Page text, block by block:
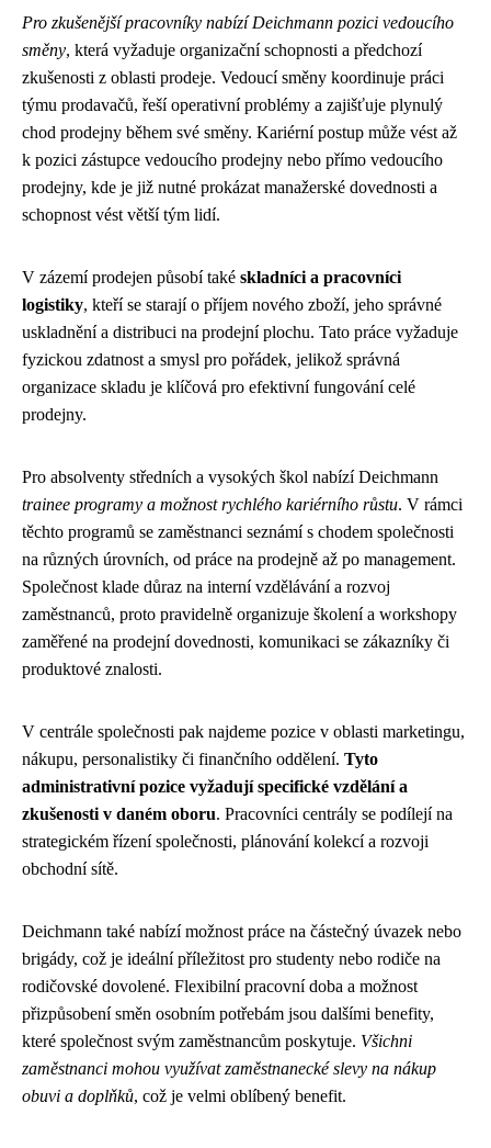
Pro zkušenější pracovníky nabízí Deichmann pozici vedoucího
směny, která vyžaduje organizační schopnosti a předchozí
zkušenosti z oblasti prodeje. Vedoucí směny koordinuje práci
týmu prodavačů, řeší operativní problémy a zajišťuje plynulý
chod prodejny během své směny. Kariérní postup může vést až
k pozici zástupce vedoucího prodejny nebo přímo vedoucího
prodejny, kde je již nutné prokázat manažerské dovednosti a
schopnost vést větší tým lidí.
V zázemí prodejen působí také skladníci a pracovníci
logistiky, kteří se starají o příjem nového zboží, jeho správné
uskladnění a distribuci na prodejní plochu. Tato práce vyžaduje
fyzickou zdatnost a smysl pro pořádek, jelikož správná
organizace skladu je klíčová pro efektivní fungování celé
prodejny.
Pro absolventy středních a vysokých škol nabízí Deichmann
trainee programy a možnost rychlého kariérního růstu. V rámci
těchto programů se zaměstnanci seznámí s chodem společnosti
na různých úrovních, od práce na prodejně až po management.
Společnost klade důraz na interní vzdělávání a rozvoj
zaměstnanců, proto pravidelně organizuje školení a workshopy
zaměřené na prodejní dovednosti, komunikaci se zákazníky či
produktové znalosti.
V centrále společnosti pak najdeme pozice v oblasti marketingu,
nákupu, personalistiky či finančního oddělení. Tyto
administrativní pozice vyžadují specifické vzdělání a
zkušenosti v daném oboru. Pracovníci centrály se podílejí na
strategickém řízení společnosti, plánování kolekcí a rozvoji
obchodní sítě.
Deichmann také nabízí možnost práce na částečný úvazek nebo
brigády, což je ideální příležitost pro studenty nebo rodiče na
rodičovské dovolené. Flexibilní pracovní doba a možnost
přizpůsobení směn osobním potřebám jsou dalšími benefity,
které společnost svým zaměstnancům poskytuje. Všichni
zaměstnanci mohou využívat zaměstnanecké slevy na nákup
obuvi a doplňků, což je velmi oblíbený benefit.